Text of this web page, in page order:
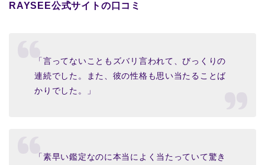
RAYSEE公式サイトの口コミ
「言ってないこともズバリ言われて、びっくりの
連続でした。また、彼の性格も思い当たることば
かりでした。」
「素早い鑑定なのに本当によく当たっていて驚き